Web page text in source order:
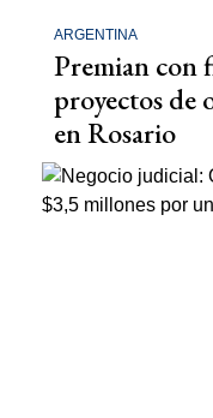
ARGENTINA
Premian con
proyectos de
en Rosario